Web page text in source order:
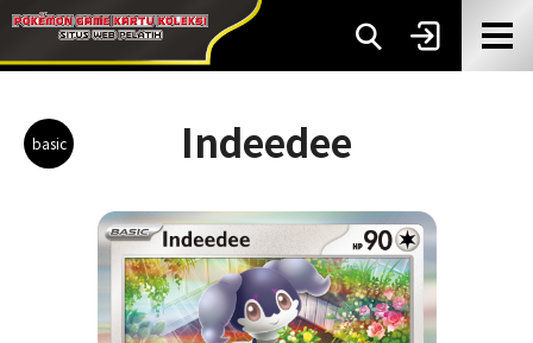
basic Indeedee